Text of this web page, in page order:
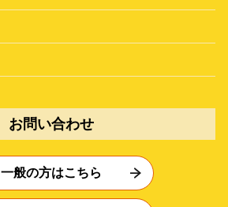
お問い合わせ
一般の方はこちら